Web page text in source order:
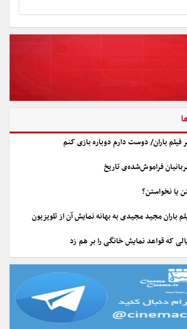
فیلم باران/ دوست دارم دوباره بازی کنم
فراموش‌شده‌ی تاریخ
یا نخواستن؟
باران مجید مجیدی به بهانه نمایش آن از تلویزیون
که قواعد نمایش خانگی را بر هم زد